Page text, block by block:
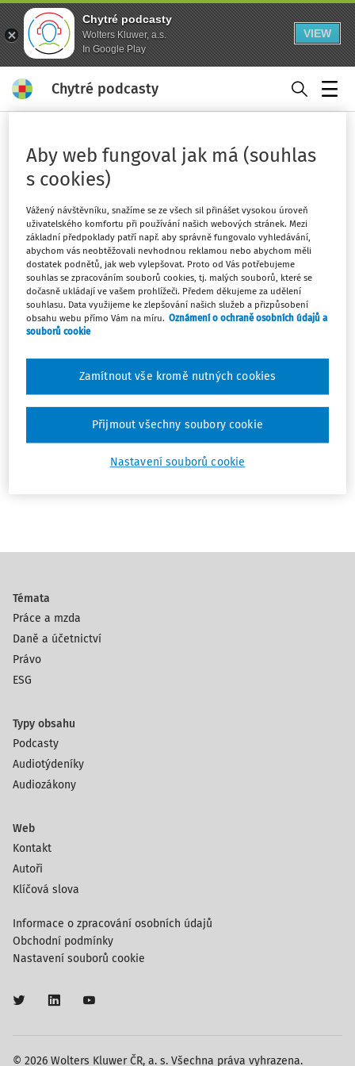
Chytré podcasty
Wolters Kluwer, a.s.
In Google Play
VIEW
Chytré podcasty
zápůjčka
Sledovat klíčové slovo
Filtr
Počet vyhledaných dokumentů:1
Řadit podle: Nejnovější Nejstarší
Zápůjčky mezi společností a společníky
Ing. Štěpán Eichinger,Ing. Michal Škrabiš FCCA,
EKP Advisory, s.r.o.
Vydáno:
Délka:
Témata
Práce a mzda
Daně a účetnictví
Právo
ESG
Typy obsahu
Podcasty
Audiotýdeníky
Audiozákony
Web
Kontakt
Autoři
Klíčová slova
© 2026 Wolters Kluwer ČR, a. s. Všechna práva vyhrazena.
Informace o zpracování osobních údajů
Obchodní podmínky
Nastavení souborů cookie
Aby web fungoval jak má (souhlas
s cookies)
Vážený návštěvníku, snažíme se ze všech sil přinášet vysokou úroveň
uživatelského komfortu při používání našich webových stránek. Mezi
základní předpoklady patří např. aby správně fungovalo vyhledávání,
abychom vás neobtěžovali nevhodnou reklamou nebo abychom měli
dostatek podnětů, jak web vylepšovat. Proto od Vás potřebujeme
souhlas se zpracováním souborů cookies, tj. malých souborů, které se
dočasně ukládají ve vašem prohlížeči. Předem děkujeme za udělení
souhlasu. Data využijeme ke zlepšování našich služeb a přizpůsobení
obsahu webu přímo Vám na míru. Oznámení o ochraně osobních údajů a
souborů cookie
Nastavení souborů cookie
Zamítnout vše kromě nutných cookies
Přijmout všechny soubory cookie